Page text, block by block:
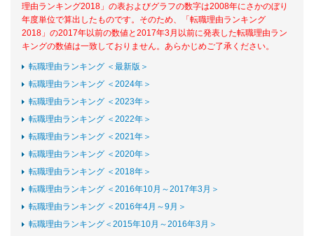
理由ランキング2018」の表およびグラフの数字は2008年にさかのぼり
年度単位で算出したものです。そのため、「転職理由ランキング
2018」の2017年以前の数値と2017年3月以前に発表した転職理由ラン
キングの数値は一致しておりません。あらかじめご了承ください。
転職理由ランキング ＜最新版＞
転職理由ランキング ＜2024年＞
転職理由ランキング ＜2023年＞
転職理由ランキング ＜2022年＞
転職理由ランキング ＜2021年＞
転職理由ランキング ＜2020年＞
転職理由ランキング ＜2018年＞
転職理由ランキング ＜2016年10月～2017年3月＞
転職理由ランキング ＜2016年4月～9月＞
転職理由ランキング＜2015年10月～2016年3月＞